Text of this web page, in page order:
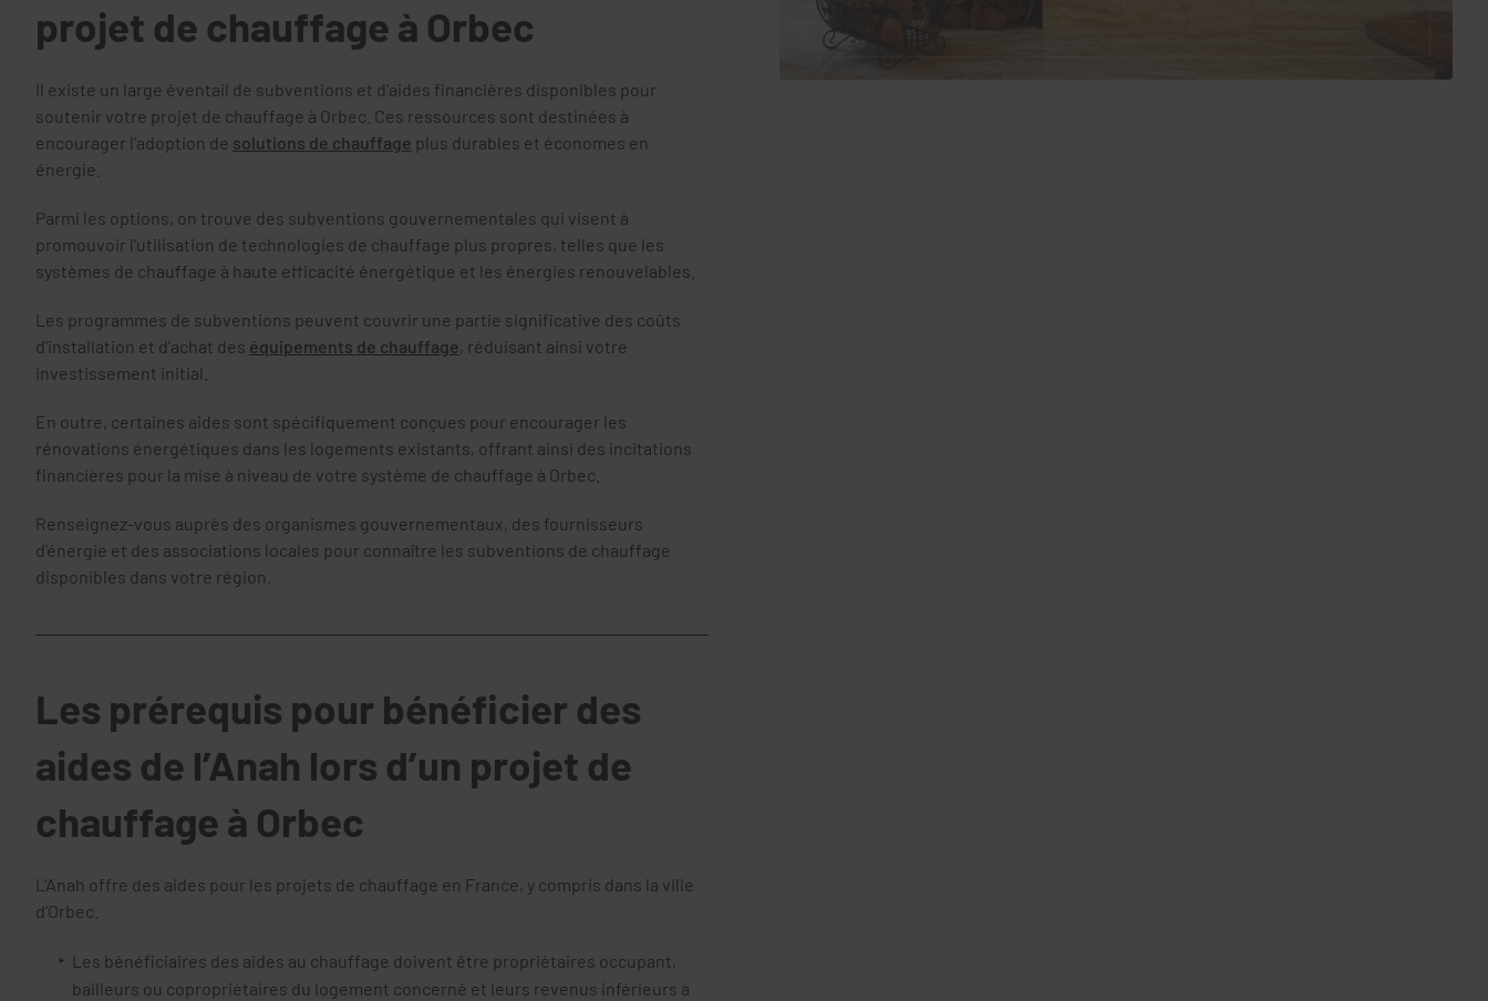
projet de chauffage à Orbec
Il existe un large éventail de subventions et d'aides financières disponibles pour
soutenir votre projet de chauffage à Orbec. Ces ressources sont destinées à
encourager l'adoption de solutions de chauffage plus durables et économes en
énergie.
Parmi les options, on trouve des subventions gouvernementales qui visent à
promouvoir l'utilisation de technologies de chauffage plus propres, telles que les
systèmes de chauffage à haute efficacité énergétique et les énergies renouvelables.
Les programmes de subventions peuvent couvrir une partie significative des coûts
d'installation et d'achat des équipements de chauffage, réduisant ainsi votre
investissement initial.
En outre, certaines aides sont spécifiquement conçues pour encourager les
rénovations énergétiques dans les logements existants, offrant ainsi des incitations
financières pour la mise à niveau de votre système de chauffage à Orbec.
Renseignez-vous auprès des organismes gouvernementaux, des fournisseurs
d'énergie et des associations locales pour connaître les subventions de chauffage
disponibles dans votre région.
Les prérequis pour bénéficier des
aides de l’Anah lors d’un projet de
chauffage à Orbec
L'Anah offre des aides pour les projets de chauffage en France, y compris dans la ville
d’Orbec.
Les bénéficiaires des aides au chauffage doivent être propriétaires occupant,
bailleurs ou copropriétaires du logement concerné et leurs revenus inférieurs à